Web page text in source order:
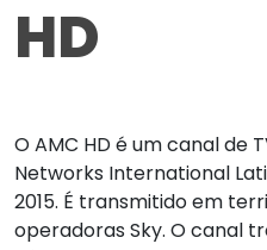
HD
O AMC HD é um canal de
Networks International
2015. É transmitido em
operadoras Sky. O canal